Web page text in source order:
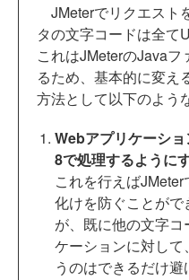
JMeterでリクエスト
タの文字コードは全て
これはJMeterのJava
るため、基本的に変え
方法として以下のよう
Webアプリケーシ
8で処理するように
これを行えば
化けを防ぐことが
が、既に他の文字
ケーションに対し
うのはできるだけ避